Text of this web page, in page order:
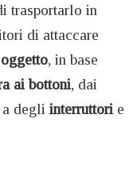
trasportarlo in
di attaccare
, in base
ai bottoni, dai
degli interruttori e